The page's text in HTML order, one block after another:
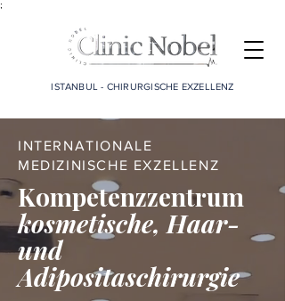
;
ISTANBUL - CHIRURGISCHE EXZELLENZ
INTERNATIONALE
MEDIZINISCHE EXZELLENZ
Kompetenzzentrum
kosmetische, Haar-
und
Adipositaschirurgie